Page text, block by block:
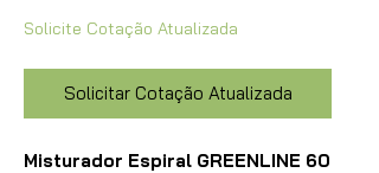
Solicite Cotação Atualizada
Solicitar Cotação Atualizada
Misturador Espiral GREENLINE 60